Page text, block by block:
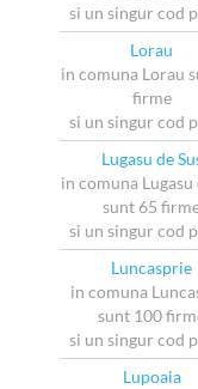
si un singur cod
Lorau
in comuna Lorau
firme
si un singur cod
Lugasu de
in comuna Lugasu
sunt 65
si un singur cod
Luncasprie
in comuna
sunt 100
si un singur cod
Lupoaia